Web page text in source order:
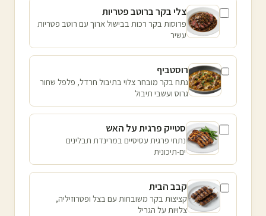
צלי בקר ברוטב פטריות
פרוסות בקר רכות בבישול ארוך עם רוטב פטריות
עשיר
רוסטביף
נתח בקר מובחר צלוי בתיבול חרדל, פלפל שחור
גרוס ועשבי תיבול
סטייק פרגית על האש
נתחי פרגית עסיסיים במרינדת תבלינים
ים-תיכונית
קבב הבית
קציצות בקר משובחות עם בצל ופטרוזיליה,
צלויות על הגריל